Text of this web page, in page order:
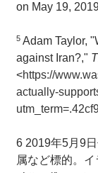
on May 19,
5Adam Taylor,
against Iran?,"
<https://
actually-
6 2019年5月9
属など標的。イ